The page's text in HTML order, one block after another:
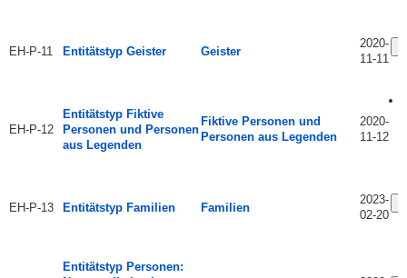
EH-P-11 Entitätstyp Geister Geister
2020-
11-11
EH-P-12
Entitätstyp Fiktive
Personen und Personen
aus Legenden
Fiktive Personen und
Personen aus Legenden
2020-
11-12
EH-P-13 Entitätstyp Familien Familien
2023-
02-20
Entitätstyp Personen: